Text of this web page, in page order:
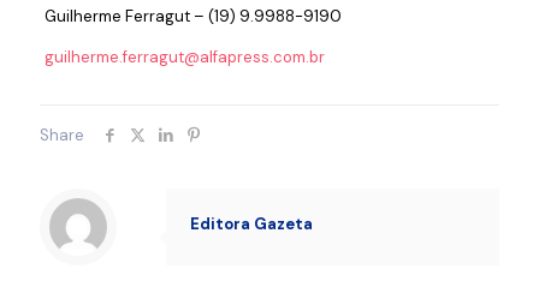
Guilherme Ferragut – (19) 9.9988-9190
guilherme.ferragut@alfapress.com.br
Share
Editora Gazeta